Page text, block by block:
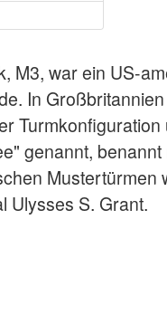
M3, war ein US-
In
genannt,
Ulysses S. Grant.